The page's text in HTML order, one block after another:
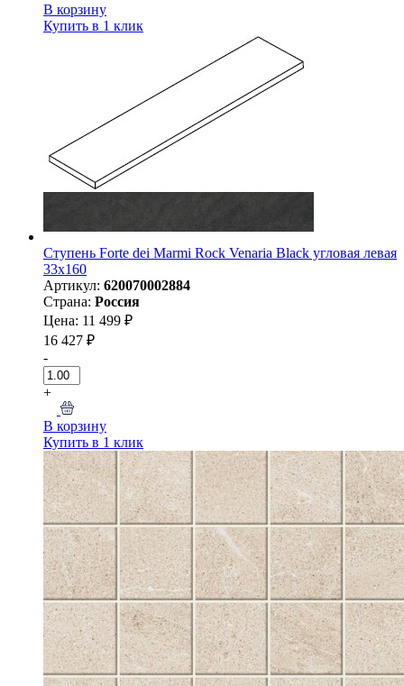
В корзину
Купить в 1 клик
Ступень Forte dei Marmi Rock Venaria Black угловая левая
33x160
Артикул: 620070002884
Страна: Россия
Цена: 11 499 ₽
16 427 ₽
-
+
В корзину
Купить в 1 клик